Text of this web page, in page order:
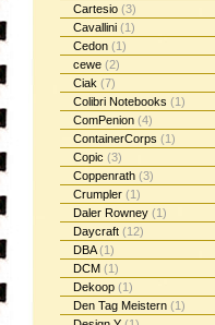
Cartesio (3)
Cavallini (1)
Cedon (1)
cewe (2)
Ciak (7)
Colibri Notebooks (1)
ComPenion (4)
ContainerCorps (1)
Copic (3)
Coppenrath (3)
Crumpler (1)
Daler Rowney (1)
Daycraft (12)
DBA(1)
DCM (1)
Dekoop (1)
Den Tag Meistern (1)